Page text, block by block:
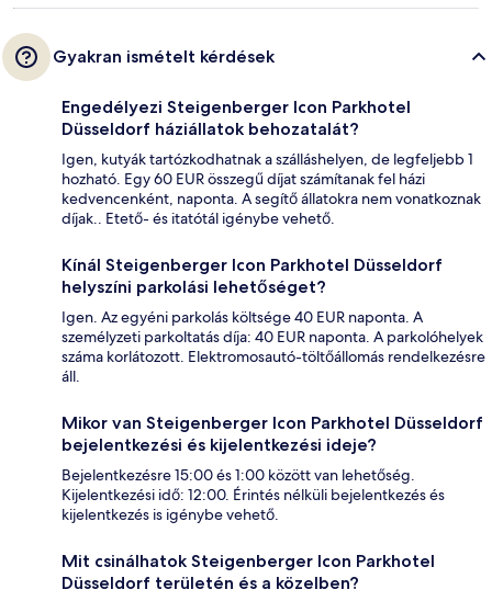
Gyakran ismételt kérdések
Engedélyezi Steigenberger Icon Parkhotel
Düsseldorf háziállatok behozatalát?
Igen, kutyák tartózkodhatnak a szálláshelyen, de legfeljebb 1
hozható. Egy 60 EUR összegű díjat számítanak fel házi
kedvencenként, naponta. A segítő állatokra nem vonatkoznak
díjak.. Etető- és itatótál igénybe vehető.
Kínál Steigenberger Icon Parkhotel Düsseldorf
helyszíni parkolási lehetőséget?
Igen. Az egyéni parkolás költsége 40 EUR naponta. A
személyzeti parkoltatás díja: 40 EUR naponta. A parkolóhelyek
száma korlátozott. Elektromosautó-töltőállomás rendelkezésre
áll.
Mikor van Steigenberger Icon Parkhotel Düsseldorf
bejelentkezési és kijelentkezési ideje?
Bejelentkezésre 15:00 és 1:00 között van lehetőség.
Kijelentkezési idő: 12:00. Érintés nélküli bejelentkezés és
kijelentkezés is igénybe vehető.
Mit csinálhatok Steigenberger Icon Parkhotel
Düsseldorf területén és a közelben?